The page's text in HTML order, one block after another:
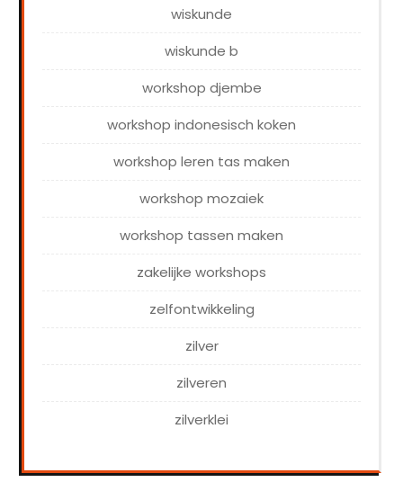
wiskunde
wiskunde b
workshop djembe
workshop indonesisch koken
workshop leren tas maken
workshop mozaiek
workshop tassen maken
zakelijke workshops
zelfontwikkeling
zilver
zilveren
zilverklei